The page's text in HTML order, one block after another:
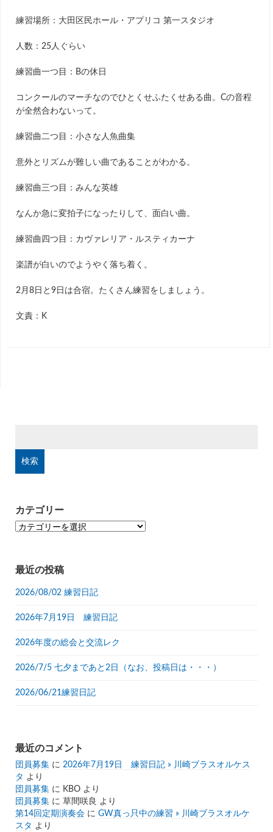
練習場所：大田区民ホール・アプリコ 第一スタジオ
人数：25人ぐらい
練習曲一つ目：Bの休日
コンクールのマーチなのでひとくせふたくせある曲。Cの音程
が全然合わないって。
練習曲二つ目：小さな人魚曲集
意外とリズムが難しい曲であることがわかる。
練習曲三つ目：みんな英雄
なんか急に変拍子になったりして、面白い曲。
練習曲四つ目：カヴァレリア・ルスティカーナ
楽譜が白いのでようやく落ち着く。
2月8日と9日は合宿。たくさん練習をしましょう。
文責：K
カテゴリー
カ
リ
ー
最近の投稿
2026/08/02 練習日記
2026年7月19日 練習日記
2026年度の総会と交流レク
2026/7/5 七夕まであと2日（なお、投稿日は・・・）
2026/06/21練習日記
最近のコメント
団員募集 に 2026年7月19日 練習日記 » 川崎ブラスオルケス
タ より
団員募集 に KBO より
団員募集 に 草間咲良 より
第14回定期演奏会 に GW真っ只中の練習 » 川崎ブラスオルケ
スタ より